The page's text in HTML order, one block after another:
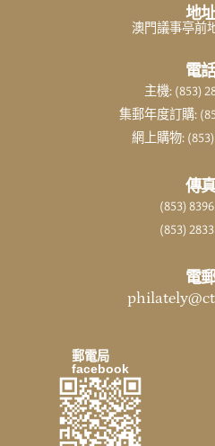
郵電局
facebook
地
澳門議事亭前
電
主機: (853)
集郵年度訂購:
網上購物: (853)
傳
(853)
(853)
電